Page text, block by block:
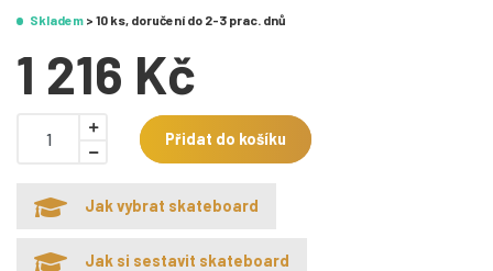
Skladem > 10 ks, doručení do 2-3 prac. dnů
1 216 Kč
Přidat do košíku
Jak vybrat skateboard
Jak si sestavit skateboard